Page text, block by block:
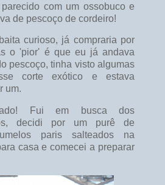
com um ossobuco e
de pescoço de cordeiro!
curioso, já compraria por
o 'pior' é que eu já andava
pescoço, tinha visto algumas
corte exótico e estava
um.
Fui em busca dos
decidi por um purê de
paris salteados na
casa e comecei a preparar